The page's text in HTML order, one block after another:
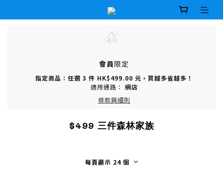
會員限定
指定商品：任選 3 件 HK$499.00 元，買越多省越多！
適用通路： 網店
條款與細則
$499 三件森林家族
每頁顯示 24 個